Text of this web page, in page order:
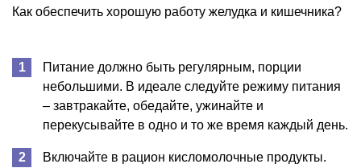
Как обеспечить хорошую работу желудка и кишечника?
Питание должно быть регулярным, порции
небольшими. В идеале следуйте режиму питания
– завтракайте, обедайте, ужинайте и
перекусывайте в одно и то же время каждый день.
Включайте в рацион кисломолочные продукты.